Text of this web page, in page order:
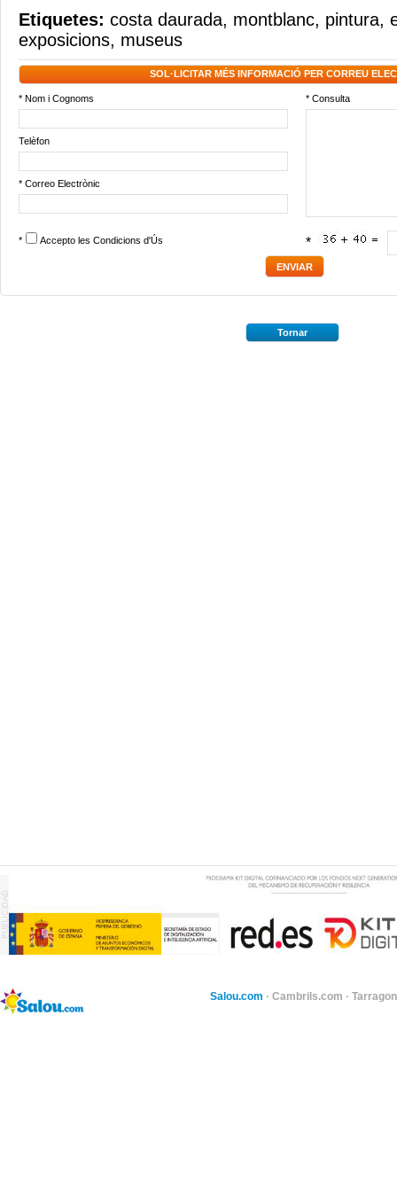
Etiquetes: costa daurada, montblanc, pintura,
exposicions, museus
SOL·LICITAR MÉS INFORMACIÓ PER CORREU
* Nom i Cognoms * Consulta
Telèfon
* Correo Electrònic
* Accepto les Condicions d'Ús *
Tornar
Salou.com · Cambrils.com ·